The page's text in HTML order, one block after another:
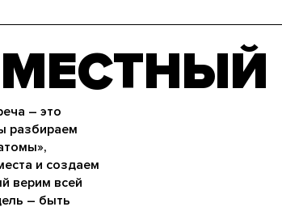
– это
разбираем
и создаем
верим всей
– быть